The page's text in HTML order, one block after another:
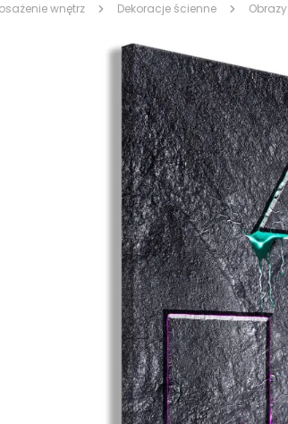
wnętrz Dekoracje ścienne Obrazy